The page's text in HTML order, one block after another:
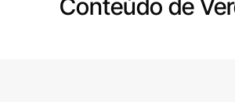
Conteúdo de